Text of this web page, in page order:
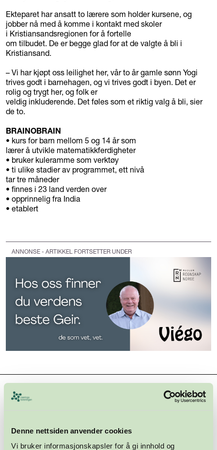
Denne nettsiden anvender cookies
Vi bruker informasjonskapsler for å gi innhold og
Ekteparet har ansatt to lærere som holder kursene, og
jobber nå med å komme i kontakt med skoler
i Kristiansandsregionen for å fortelle
om tilbudet. De er begge glad for at de valgte å bli i
Kristiansand.
– Vi har kjøpt oss leilighet her, vår to år gamle sønn Yogi
trives godt i barnehagen, og vi trives godt i byen. Det er
rolig og trygt her, og folk er
veldig inkluderende. Det føles som et riktig valg å bli, sier
de to.
BRAINOBRAIN
• kurs for barn mellom 5 og 14 år som
lærer å utvikle matematikkferdigheter
• bruker kuleramme som verktøy
• ti ulike stadier av programmet, ett nivå
tar tre måneder
• finnes i 23 land verden over
• opprinnelig fra India
• etablert
ANNONSE - ARTIKKEL FORTSETTER UNDER
Hovedsamarbeidspartnere